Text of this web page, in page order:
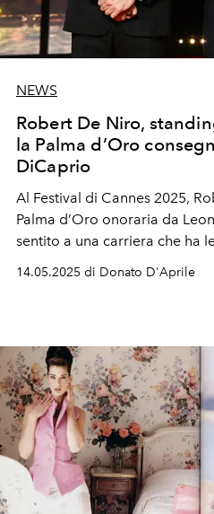
NEWS
Robert De Niro,
la Palma d’Oro
DiCaprio
Al Festival di Cannes 2025,
Palma d’Oro onoraria da
sentito a una carriera che ha
14.05.2025 di Donato D'Aprile